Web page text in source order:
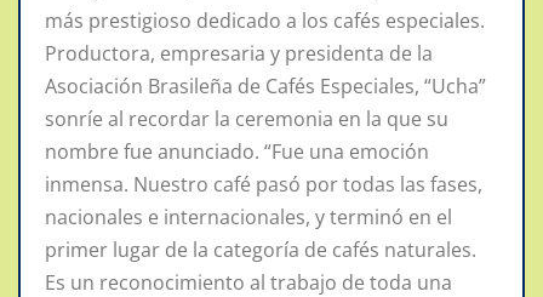
más prestigioso dedicado a los cafés especiales.
Productora, empresaria y presidenta de la
Asociación Brasileña de Cafés Especiales, “Ucha”
sonríe al recordar la ceremonia en la que su
nombre fue anunciado. “Fue una emoción
inmensa. Nuestro café pasó por todas las fases,
nacionales e internacionales, y terminó en el
primer lugar de la categoría de cafés naturales.
Es un reconocimiento al trabajo de toda una